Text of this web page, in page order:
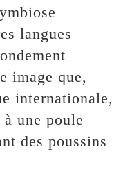
langues
image que,
internationale,
une poule
des poussins